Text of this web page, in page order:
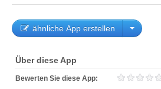
ähnliche App erstellen
Über diese App
Bewerten Sie diese App: